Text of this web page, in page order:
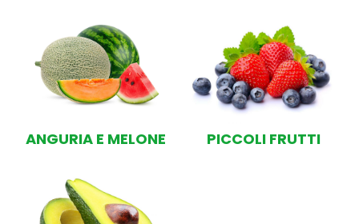
ANGURIA E MELONE PICCOLI FRUTTI